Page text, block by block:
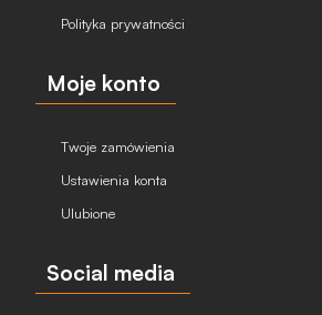
Polityka prywatności
Moje konto
Twoje zamówienia
Ustawienia konta
Ulubione
Social media